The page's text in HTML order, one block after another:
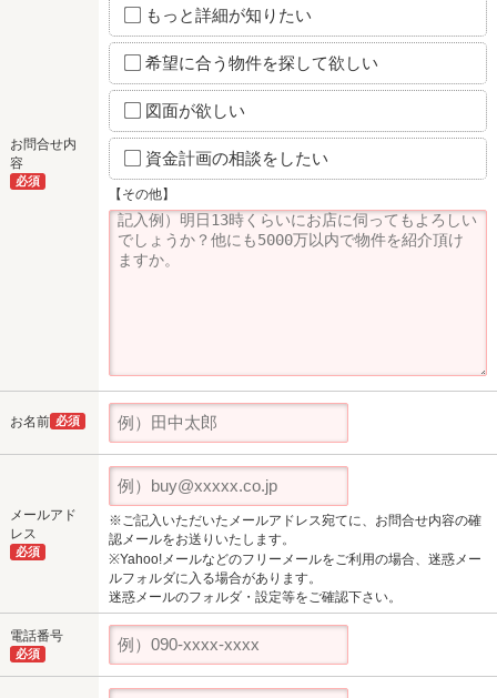
お問合せ内
容
必須
もっと詳細が知りたい
希望に合う物件を探して欲しい
図面が欲しい
資金計画の相談をしたい
【その他】
お名前 必須
メールアド
レス
必須
※ご記入いただいたメールアドレス宛てに、お問合せ内容の確
認メールをお送りいたします。
※Yahoo!メールなどのフリーメールをご利用の場合、迷惑メー
ルフォルダに入る場合があります。
迷惑メールのフォルダ・設定等をご確認下さい。
電話番号
必須